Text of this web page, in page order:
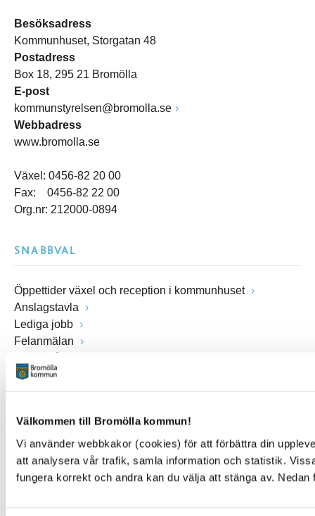
Välkommen till Bromölla kommun!
Vi använder webbkakor (cookies) för att förbättra din
att analysera vår trafik, samla information och statistik.
fungera korrekt och andra kan du välja att stänga av. Nedan
Besöksadress
Kommunhuset, Storgatan 48
Postadress
Box 18, 295 21 Bromölla
E-post
kommunstyrelsen@bromolla.se
Webbadress
www.bromolla.se
Växel: 0456-82 20 00
Fax: 0456-82 22 00
Org.nr: 212000-0894
SNABBVAL
Öppettider växel och reception i kommunhuset
Anslagstavla
Lediga jobb
Felanmälan
Blankettsamling
Kulturpunkten
Simhallen
Pressrum
Facebook